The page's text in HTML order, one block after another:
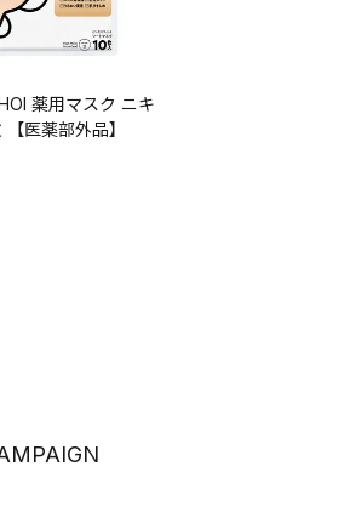
薬用マスク ニキ
医薬部外品】